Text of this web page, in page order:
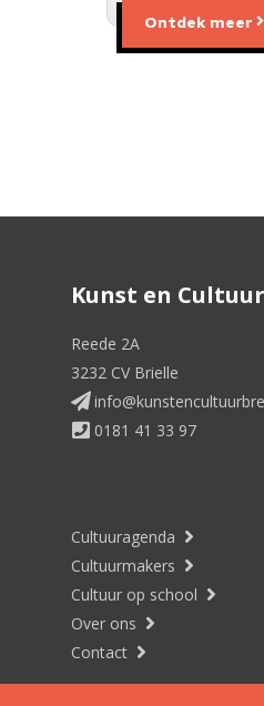
Ontdek meer
Kunst en
Reede 2A
3232 CV Brielle
0181 41 33 97
Cultuuragenda
Cultuurmakers
Cultuur op school
Over ons
Contact